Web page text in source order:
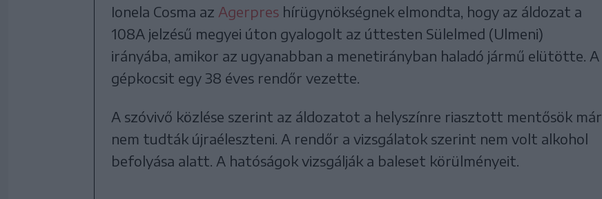
Ionela Cosma az Agerpres hírügynökségnek elmondta, hogy az áldozat a
108A jelzésű megyei úton gyalogolt az úttesten Sülelmed (Ulmeni)
irányába, amikor az ugyanabban a menetirányban haladó jármű elütötte. A
gépkocsit egy 38 éves rendőr vezette.
A szóvivő közlése szerint az áldozatot a helyszínre riasztott mentősök már
nem tudták újraéleszteni. A rendőr a vizsgálatok szerint nem volt alkohol
befolyása alatt. A hatóságok vizsgálják a baleset körülményeit.